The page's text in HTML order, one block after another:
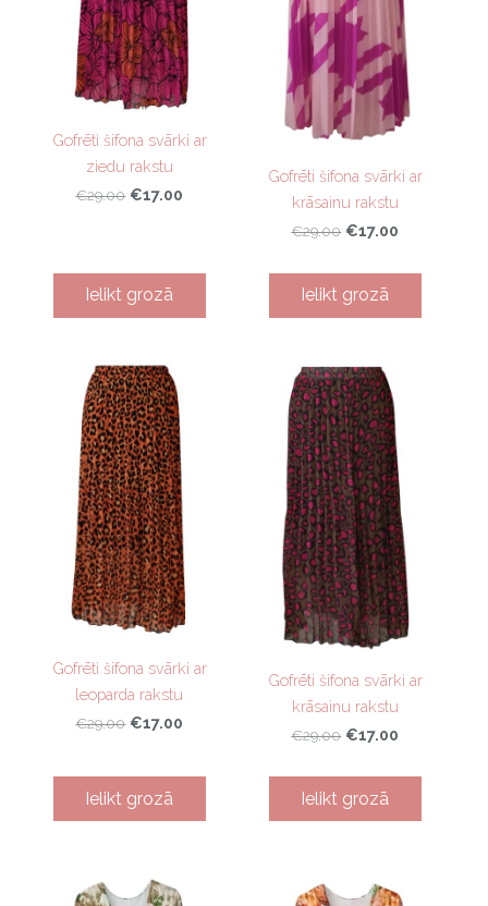
Gofrēti šifona svārki ar
ziedu rakstu
€29.00 €17.00
Ielikt grozā
Gofrēti šifona svārki ar
krāsainu rakstu
€29.00 €17.00
Ielikt grozā
Gofrēti šifona svārki ar
leoparda rakstu
€29.00 €17.00
Ielikt grozā
Gofrēti šifona svārki ar
krāsainu rakstu
€29.00 €17.00
Ielikt grozā